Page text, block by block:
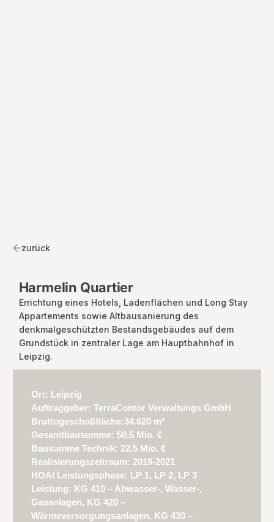
zurück
Harmelin Quartier
Errichtung eines Hotels, Ladenflächen und Long Stay
Appartements sowie Altbausanierung des
denkmalgeschützten Bestandsgebäudes auf dem
Grundstück in zentraler Lage am Hauptbahnhof in
Leipzig.
Ort: Leipzig
Auftraggeber: Terra­Contor Verwaltungs GmbH
Bruttogeschoßfläche:34.620 m²
Gesamtbausumme: 50,5 Mio. €
Bausumme Technik: 22,5 Mio. €
Realisierungszeitraum: 2019-2021
HOAI Leistungsphase: LP 1, LP 2, LP 3
Leistung: KG 410 – Abwasser-, Wasser-,
Gasanlagen, KG 420 –
Wärmeversorgungsanlagen, KG 430 –